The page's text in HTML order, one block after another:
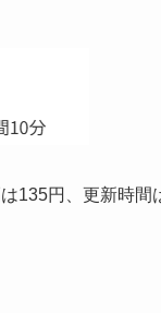
135円、更新時